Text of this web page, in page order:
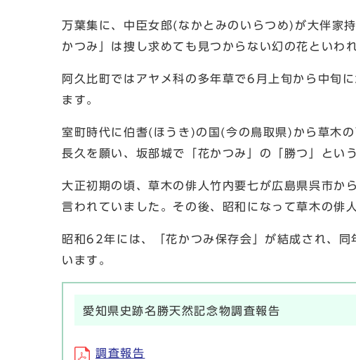
万葉集に、中臣女郎(なかとみのいらつめ)が大伴家
かつみ」は捜し求めても見つからない幻の花といわ
阿久比町ではアヤメ科の多年草で6月上旬から中旬
ます。
室町時代に伯耆(ほうき)の国(今の鳥取県)から草木
長久を願い、坂部城で「花かつみ」の「勝つ」とい
大正初期の頃、草木の俳人竹内要七が広島県呉市か
言われていました。その後、昭和になって草木の俳
昭和62年には、「花かつみ保存会」が結成され、
います。
愛知県史跡名勝天然記念物調査報告
調査報告